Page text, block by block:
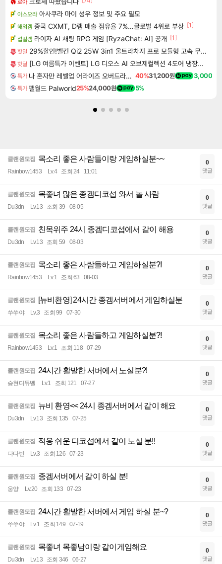
로아
아스오라 아사쿠라 마이 성우 정보 및 주요 필모
해외겜 중국 CXMT, D램 매출 점유율 7%…글로벌 4위로 부상 [1]
섭컬겜 라이자 AI 채팅 RPG 게임 [RyzaChat: AI] 공개 [1]
핫딜 29%할인!벨킨 Qi2 25W 3in1 울트라차지 프로 모듈형 고속 무선 충전기 WIZ052kr 갤럭시S26 아이폰17 호환
핫딜 [LG 여름특가 이벤트] LG 디오스 AI 오브제컬렉션 4도어 냉장고 870L 1등급
특가 나 혼자만 레벨업 어라이즈 오버드라이브 디럭스 에디션 Solo Leveling Arise Overdrive Deluxe Edition 40%31,200원 3,000
특가 팰월드 Palworld25%24,000원 5%
클랜원모집 목소리 좋은 사람들이랑 게임하실분~~
Rainbow1453 Lv.4 조회 24 11:01
0
댓글
클랜원모집 목좋녀 많은 종겜디코섭 와서 놀 사람
Du3dn Lv.13 조회 39 08-05
0
댓글
클랜원모집 친목위주 24시 종겜디코섭에서 같이 해용
Du3dn Lv.13 조회 59 08-03
0
댓글
클랜원모집 목소리 좋은 사람들하고 게임하실분?!
Rainbow1453 Lv.1 조회 63 08-03
0
댓글
클랜원모집 [뉴비환영] 24시간 종겜서버에서 게임하실분
쑤쑤야 Lv.3 조회 99 07-30
0
댓글
클랜원모집 목소리 좋은 사람들하고 게임하실분?!
Rainbow1453 Lv.1 조회 118 07-29
0
댓글
클랜원모집 24시간 활발한 서버에서 노실분?!
승현디듀벨 Lv.1 조회 121 07-27
0
댓글
클랜원모집 뉴비 환영<< 24시 종겜서버에서 같이 해요
Du3dn Lv.13 조회 135 07-25
0
댓글
클랜원모집 적응 쉬운 디코섭에서 같이 노실 분!!
다다빈 Lv.3 조회 126 07-23
0
댓글
클랜원모집 종겜서버에서 같이 하실 분!
웅양 Lv.20 조회 133 07-23
0
댓글
클랜원모집 24시간 활발한 서버에서 게임 하실 분~?
쑤쑤야 Lv.1 조회 149 07-19
0
댓글
클랜원모집 목좋녀 목좋남이랑 같이게임해요
Du3dn Lv.13 조회 346 06-27
0
댓글